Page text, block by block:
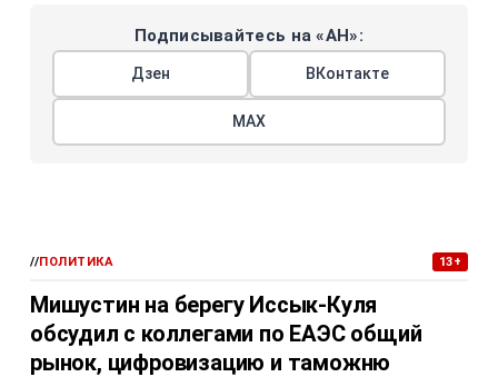
Подписывайтесь на «АН»:
Дзен ВКонтакте
МАХ
//ПОЛИТИКА 13+
Мишустин на берегу Иссык-Куля
обсудил с коллегами по ЕАЭС общий
рынок, цифровизацию и таможню